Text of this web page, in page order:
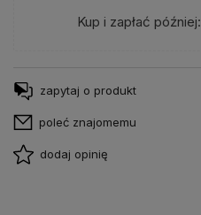
Kup i zapłać później:
zapytaj o produkt
poleć znajomemu
dodaj opinię